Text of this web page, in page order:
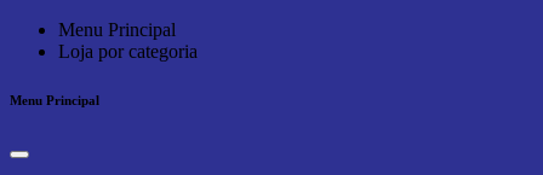
Menu Principal
Loja por categoria
Menu Principal